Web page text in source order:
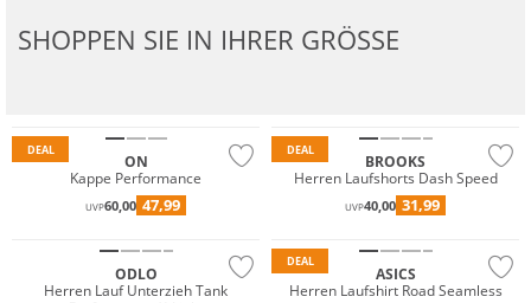
SHOPPEN SIE IN IHRER GRÖSSE
DEAL
ON
Kappe Performance
UVP60,00 47,99
DEAL
BROOKS
Herren Laufshorts Dash Speed
UVP40,00 31,99
ODLO
Herren Lauf Unterzieh Tank
DEAL
ASICS
Herren Laufshirt Road Seamless